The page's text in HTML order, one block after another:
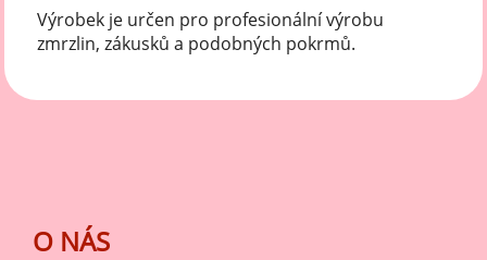
Výrobek je určen pro profesionální výrobu
zmrzlin, zákusků a podobných pokrmů.
O NÁS